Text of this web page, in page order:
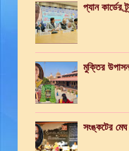
প্যান কার্ডের
মুক্তির
সংঙ্কটের